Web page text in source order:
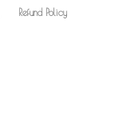
Refund Policy